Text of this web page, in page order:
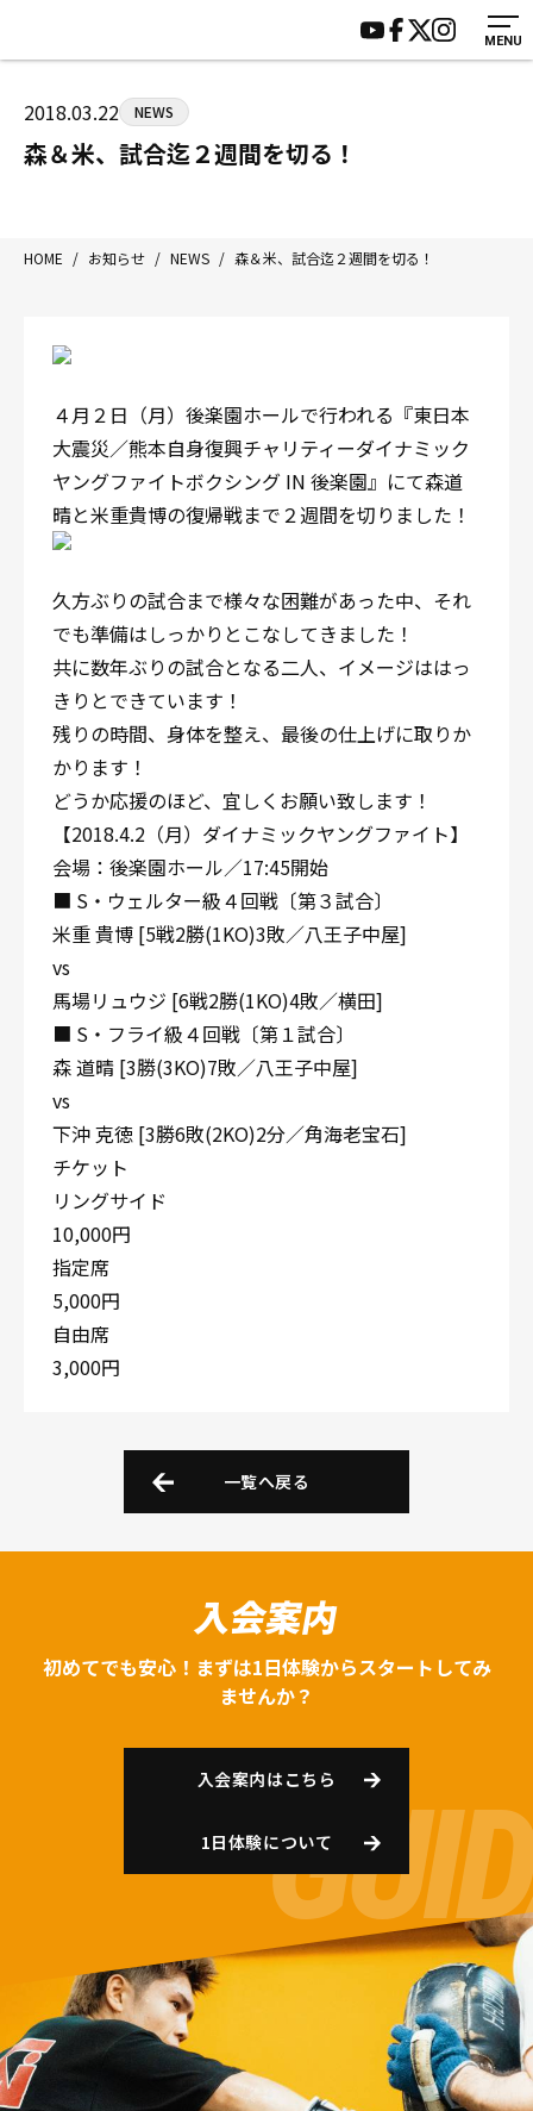
MENU
〒192-0072 東京都八王子市南町3-8 第2原嶋ビル1F
Tel/Fax：042-622-7222
営業時間：月〜土 14:00〜22:00 / 日・祝 14:00〜19:00
HOME
ジムについて
トレーニング
入会案内
施設紹介
会員様の声
サポーター募集
2018.03.22 NEWS
森＆米、試合迄２週間を切る！
HOME / お知らせ / NEWS / 森＆米、試合迄２週間を切る！
４月２日（月）後楽園ホールで行われる『東日本
大震災／熊本自身復興チャリティーダイナミック
ヤングファイトボクシング IN 後楽園』にて森道
晴と米重貴博の復帰戦まで２週間を切りました！
久方ぶりの試合まで様々な困難があった中、それ
でも準備はしっかりとこなしてきました！
共に数年ぶりの試合となる二人、イメージははっ
きりとできています！
残りの時間、身体を整え、最後の仕上げに取りか
かります！
どうか応援のほど、宜しくお願い致します！
【2018.4.2（月）ダイナミックヤングファイト】
会場：後楽園ホール／17:45開始
■ S・ウェルター級４回戦〔第３試合〕
米重 貴博 [5戦2勝(1KO)3敗／八王子中屋]
vs
馬場リュウジ [6戦2勝(1KO)4敗／横田]
■ S・フライ級４回戦〔第１試合〕
森 道晴 [3勝(3KO)7敗／八王子中屋]
vs
下沖 克徳 [3勝6敗(2KO)2分／角海老宝石]
チケット
リングサイド
10,000円
指定席
5,000円
自由席
3,000円
一覧へ戻る
入会案内
初めてでも安心！まずは1日体験からスタートしてみ
ませんか？
入会案内はこちら
1日体験について